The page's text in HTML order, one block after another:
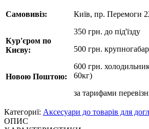
Самовивіз:
Кур'єром по
Києву:
Новою Поштою:
Київ, пр. Перемоги
350 грн. до під'їзду
500 грн.
600 грн.
60кг)
за тарифами
Категориї: Аксесуари до товарів для
ОПИС